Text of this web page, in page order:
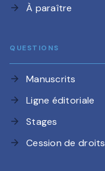
arrow_forward À paraître
QUESTIONS
arrow_forward Manuscrits
arrow_forward Ligne éditoriale
arrow_forward Stages
arrow_forward Cession de droits